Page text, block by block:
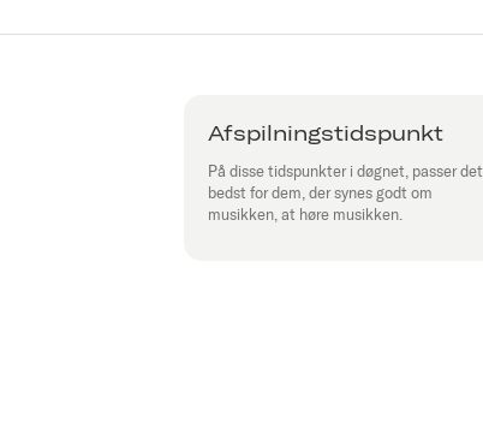
Afspilningstidspunkt
På disse tidspunkter i døgnet, passer det
bedst for dem, der synes godt om
musikken, at høre musikken.